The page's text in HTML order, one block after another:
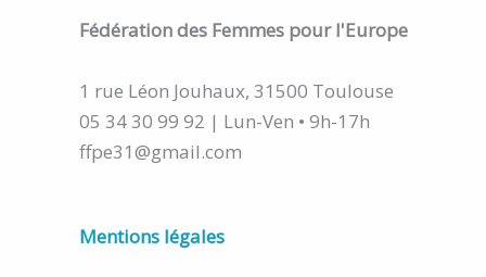
Fédérationdes Femmes pour l'Europe
1 rue Léon Jouhaux, 31500 Toulouse
05 34 30 99 92 | Lun-Ven • 9h-17h
ffpe31@gmail.com
Mentions légales